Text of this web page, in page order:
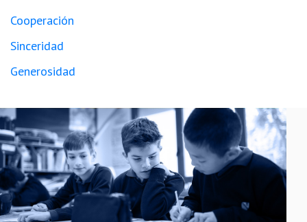
Cooperación
Sinceridad
Generosidad